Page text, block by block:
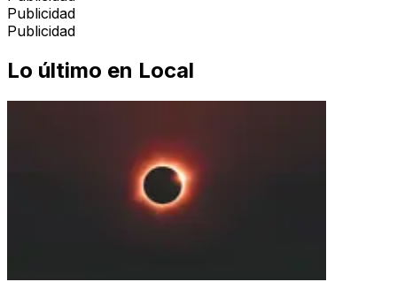
Publicidad
Publicidad
Lo último en Local